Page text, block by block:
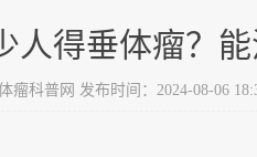
人得垂体瘤？能
瘤科普网 发布时间：2024-08-06